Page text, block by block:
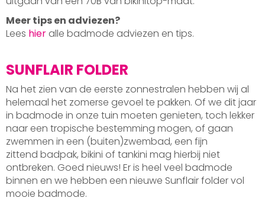
Meer tips en adviezen?
Lees hier alle badmode adviezen en tips.
SUNFLAIR FOLDER
Na het zien van de eerste zonnestralen hebben wij al
helemaal het zomerse gevoel te pakken. Of we dit jaar
in badmode in onze tuin moeten genieten, toch lekker
naar een tropische bestemming mogen, of gaan
zwemmen in een (buiten)zwembad, een fijn
zittend badpak, bikini of tankini mag hierbij niet
ontbreken. Goed nieuws! Er is heel veel badmode
binnen en we hebben een nieuwe Sunflair folder vol
mooie badmode.